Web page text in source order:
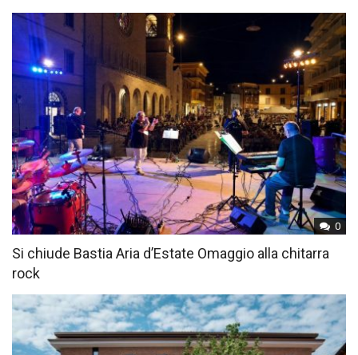
0
Si chiude Bastia Aria d’Estate Omaggio alla chitarra
rock